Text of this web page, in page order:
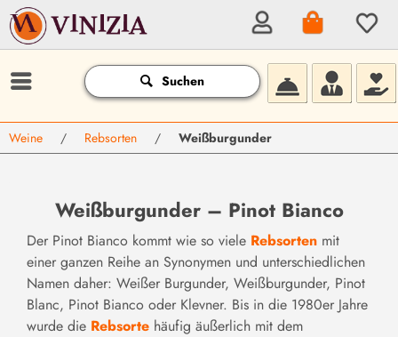
Suchen
Weine / Rebsorten / Weißburgunder
Weißburgunder – Pinot Bianco
Der Pinot Bianco kommt wie so viele Rebsorten mit
einer ganzen Reihe an Synonymen und unterschiedlichen
Namen daher: Weißer Burgunder, Weißburgunder, Pinot
Blanc, Pinot Bianco oder Klevner. Bis in die 1980er Jahre
wurde die Rebsorte häufig äußerlich mit dem